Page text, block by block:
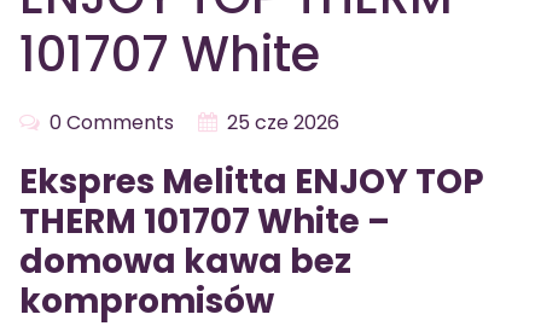
101707 White
0 Comments 25 cze 2026
Ekspres Melitta ENJOY TOP
THERM 101707 White –
domowa kawa bez
kompromisów